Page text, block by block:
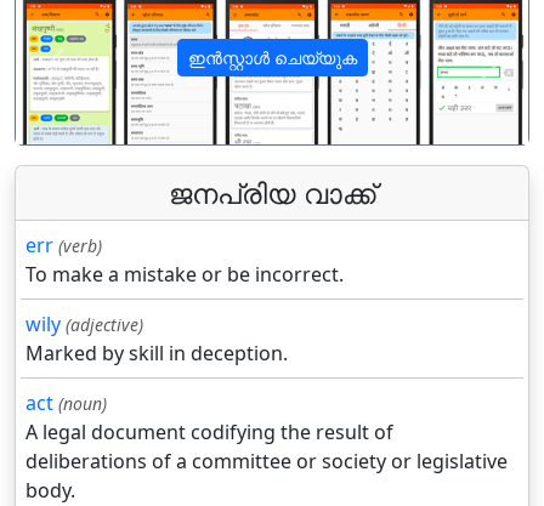
ഇൻസ്റ്റാൾ ചെയ്യുക
पिछला अगला
ജനപ്രിയ വാക്ക്
err (verb)
To make a mistake or be incorrect.
wily (adjective)
Marked by skill in deception.
act (noun)
A legal document codifying the result of
deliberations of a committee or society or legislative
body.